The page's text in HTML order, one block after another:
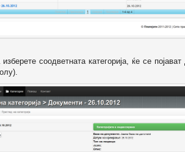
изберете соодветната категорија, ќе се